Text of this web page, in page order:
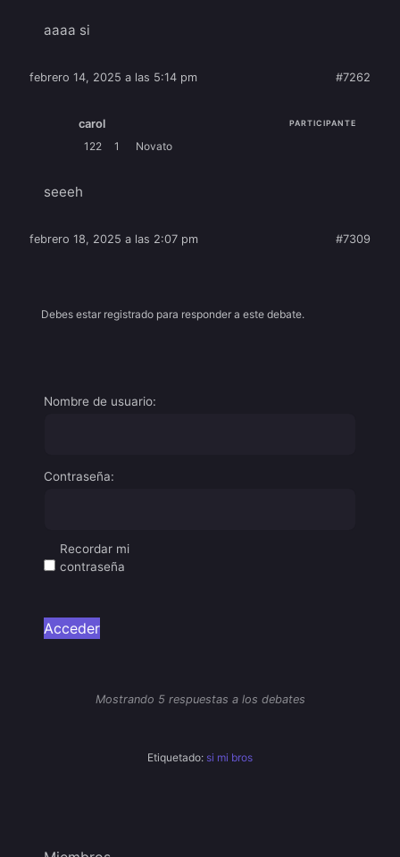
Etiquetado: si mi bros
Mostrando 5 respuestas a los debates
aaaa si
febrero 14, 2025 a las 5:14 pm #7262
carol PARTICIPANTE
122 1 Novato
seeeh
febrero 18, 2025 a las 2:07 pm #7309
Debes estar registrado para responder a este debate.
Nombre de usuario:
Contraseña:
Recordar mi
contraseña
Acceder